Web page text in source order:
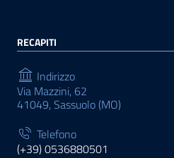
RECAPITI
Indirizzo
Via Mazzini, 62
41049, Sassuolo (MO)
Telefono
(+39) 0536880501